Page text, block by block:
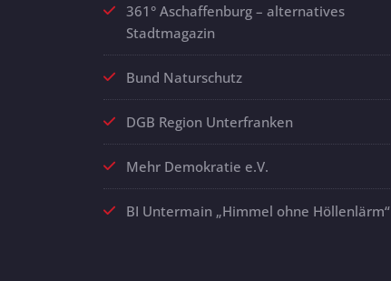
361° Aschaffenburg – alternatives
Stadtmagazin
Bund Naturschutz
DGB Region Unterfranken
Mehr Demokratie e.V.
BI Untermain „Himmel ohne Höllenlärm“